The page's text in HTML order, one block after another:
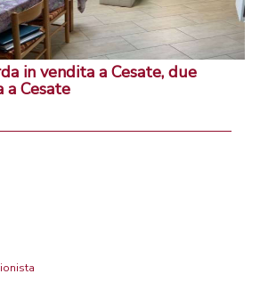
in vendita a Cesate, due
a Cesate